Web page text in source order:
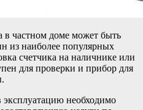
в частном доме может быть
из наиболее популярных
счетчика на наличнике или
для проверки и прибор для
эксплуатацию необходимо